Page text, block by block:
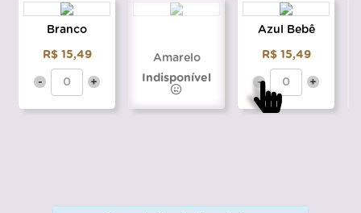
Branco
R$ 15,49
- +
Amarelo
Indisponível
Azul Bebê
R$ 15,49
- +